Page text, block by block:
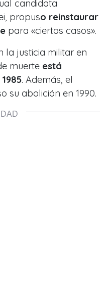
candidata
propuso reinstaurar
para «ciertos casos».
la justicia militar en
muerte está
. Además, el
su abolición en 1990.